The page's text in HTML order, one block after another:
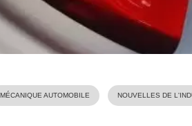
MÉCANIQUE AUTOMOBILE NOUVELLES DE